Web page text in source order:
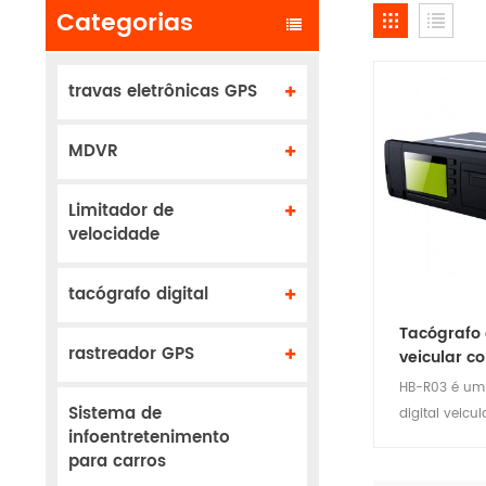
Categorias
travas eletrônicas GPS
MDVR
Limitador de
velocidade
tacógrafo digital
rastreador GPS
Sistema de
infoentretenimento
para carros
veicular
HB-R03 é
digital